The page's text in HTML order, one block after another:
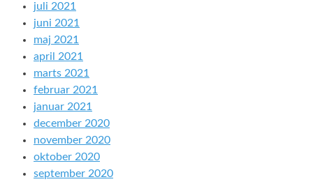
juli 2021
juni 2021
maj 2021
april 2021
marts 2021
februar 2021
januar 2021
december 2020
november 2020
oktober 2020
september 2020